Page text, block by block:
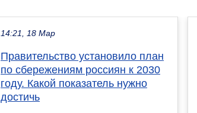
14:21, 18 Мар
Правительство установило план
по сбережениям россиян к 2030
году. Какой показатель нужно
достичь